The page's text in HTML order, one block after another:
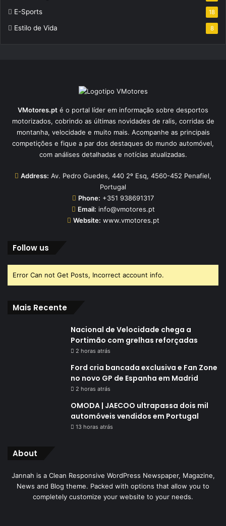
E-Sports 18
Estilo de Vida 8
VMotores.pt é o portal líder em informação sobre desportos
motorizados, cobrindo as últimas novidades de ralis, corridas de
montanha, velocidade e muito mais. Acompanhe as principais
competições e fique a par dos destaques do mundo automóvel,
com análises detalhadas e notícias atualizadas.
Address: Av. Pedro Guedes, 440 2º Esq, 4560-452 Penafiel,
Portugal
Phone: +351 938691317
Email: info@vmotores.pt
Website: www.vmotores.pt
Follow us
Error Can not Get Posts, Incorrect account info.
Mais Recente
Nacional de Velocidade chega a
Portimão com grelhas reforçadas
2 horas atrás
Ford cria bancada exclusiva e Fan Zone
no novo GP de Espanha em Madrid
2 horas atrás
OMODA | JAECOO ultrapassa dois mil
automóveis vendidos em Portugal
13 horas atrás
About
Jannah is a Clean Responsive WordPress Newspaper, Magazine,
News and Blog theme. Packed with options that allow you to
completely customize your website to your needs.